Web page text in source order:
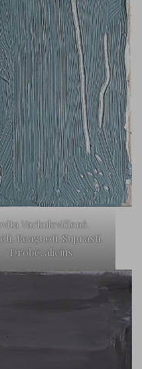
Varkulevičienė.
Reaguoti. Suprasti.
Drobė, aliejus